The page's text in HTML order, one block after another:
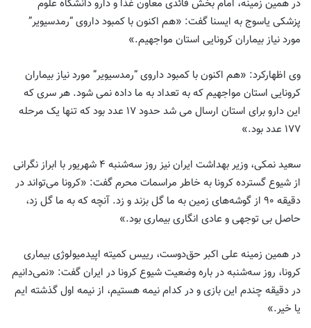
در همین زمینه، امام بخش قائدی معاون غذا و دارو دانشگاه علوم
پزشکی یاسوج به ایسنا گفت: «هم اکنون با کمبود داروی “رمدسیویر”
مورد نیاز بیماران کرونایی استان مواجهیم.»
وی اظهارکرد: «هم اکنون با کمبود داروی “رمدسیویر” مورد نیاز بیماران
کرونایی استان مواجهیم که به تعداد به ما داده نمی شود. هر سری که
این دارو برای استان ارسال می شد حدود ۱۷ عدد بود که تنها یک مرحله
۱۷۷ عدد بود.»
سعید نمکی، وزیر بهداشت ایران نیز روز سه‌شنبه ۴ شهریور با ابراز نگرانی
از شیوع گسترده کرونا به خاطر مراسمات محرم گفت: «کرونا می‌تواند در
دقیقه ۹۰ از گوشه‌های زمین به ما گل بزند و زد. آنچه که به ما گل زد،
حاصل بی توجهی و عادی انگاری بیماری بود.»
در همین زمینه علی اکبر حق‌دوست، رییس کمیته اپیدمیولوژی بیماری
کرونا، روز سه‌شنبه در باره وضعیت شیوع کرونا در ایران گفت: «نمی‌دانیم
در دقیقه چندم این بازی و در کدام نیمه هستیم، از نیمه اول گذشته ایم
یا خیر.»